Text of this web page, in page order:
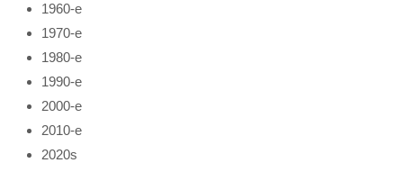
1960-е
1970-е
1980-е
1990-е
2000-е
2010-е
2020s